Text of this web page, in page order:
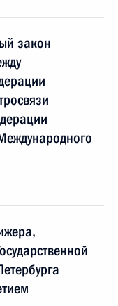
закон